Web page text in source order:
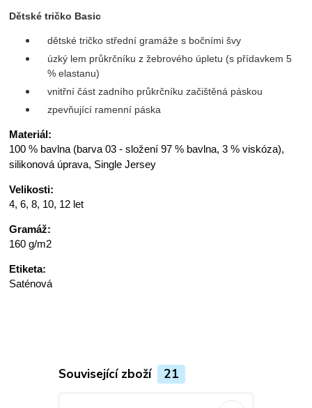
Dětské tričko Basic
dětské tričko střední gramáže s bočními švy
úzký lem průkrčníku z žebrového úpletu (s přídavkem 5
% elastanu)
vnitřní část zadního průkrčníku začištěná páskou
zpevňující ramenní páska
Materiál:
100 % bavlna (barva 03 - složení 97 % bavlna, 3 % viskóza),
silikonová úprava, Single Jersey
Velikosti:
4, 6, 8, 10, 12 let
Gramáž:
160 g/m2
Etiketa:
Saténová
Související zboží 21